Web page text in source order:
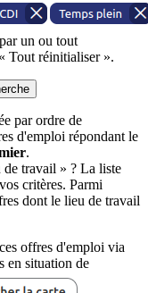
un ou tout
Tout réinitialiser ».
par ordre de
d'emploi répondant le
.
de travail » ? La liste
critères. Parmi
dont le lieu de travail
offres d'emploi via
en situation de